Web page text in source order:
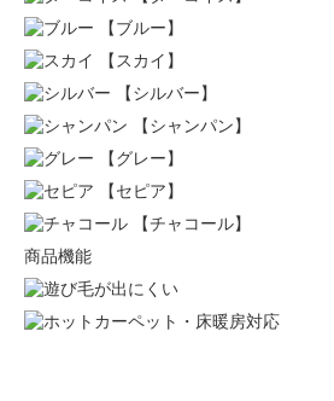
【ブルー】
【スカイ】
【シルバー】
【シャンパン】
【グレー】
【セピア】
【チャコール】
商品機能